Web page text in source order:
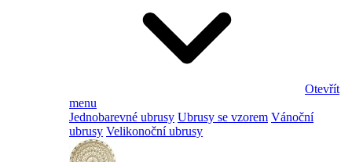
Otevřít
menu
Jednobarevné ubrusy Ubrusy se vzorem Vánoční
ubrusy Velikonoční ubrusy